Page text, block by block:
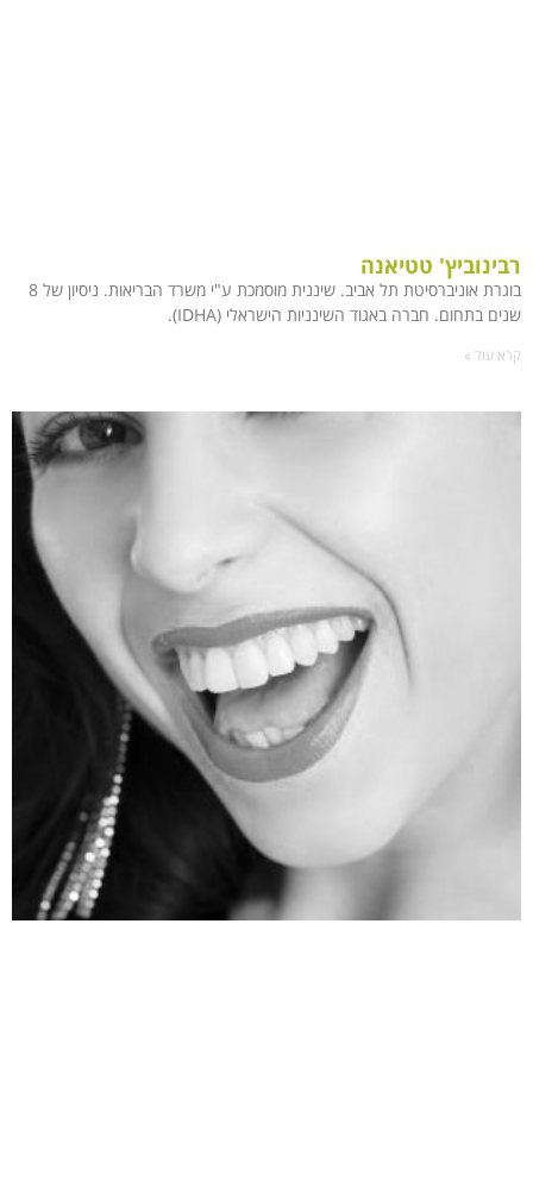
רבינוביץ' טטיאנה
בוגרת אוניברסיטת תל אביב. שיננית מוסמכת ע"י משרד הבריאות. ניסיון של 8
שנים בתחום. חברה באגוד השינניות הישראלי (IDHA).
קרא עוד »